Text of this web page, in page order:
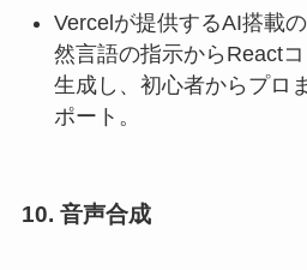
Vercelが提供するAI搭載
然言語の指示からReact
生成し、初心者からプロ
ポート。
10. 音声合成